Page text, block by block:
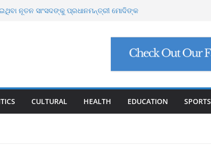
ଲାଞ୍ଚ ମାମଲା ଶେଷ: ସୁପ୍ରିମକୋର୍ଟଙ୍କ ଦ୍ୱାରା
୩ ବିଶେଷଜ୍ଞଙ୍କ ବିରୋଧରେ ଗୁରୁତର
CULTURAL HEALTH EDUCATION SPORTS